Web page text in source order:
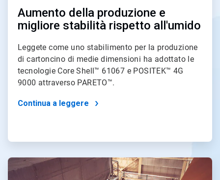
Aumento della produzione e
migliore stabilità rispetto all'umido
Leggete come uno stabilimento per la produzione
di cartoncino di medie dimensioni ha adottato le
tecnologie Core Shell™ 61067 e POSITEK™ 4G
9000 attraverso PARETO™.
Continua a leggere
ArticleTile
4